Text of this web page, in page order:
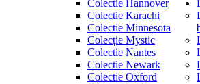
Colectie Hannover
Colectie Karachi
Colectie Minnesota
Colecție Mystic
Colectie Nantes
Colectie Newark
Colectie Oxford